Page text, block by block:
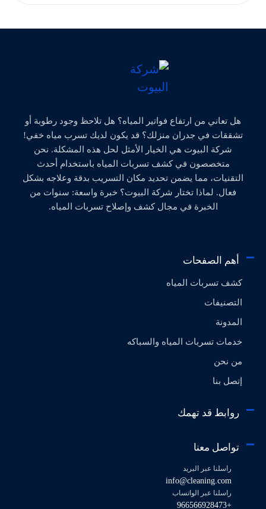
هل تعاني من ارتفاع فواتير المياه؟ هل تلاحظ وجود رطوبة أو
تشققات في جدران منزلك؟ قد يكون لديك تسرب مياه خفي!
شركة البيوت هي الخيار الأمثل لحل هذه المشكلة. نحن
متخصصون في كشف تسربات المياه باستخدام أحدث
التقنيات، مما يضمن تحديد مكان التسريب بدقة وعلاجه بشكل
فعال. لماذا تختار شركة البيوت؟ خبرة واسعة: سنوات من
الخبرة في مجال كشف وإصلاح تسربات المياه.
أهم الصفحات
كشف تسربات المياه
التصنيفات
المدونة
خدمات تسربات المياه والسباكه
من نحن
إتصل بنا
روابط قد تهمك
تواصل معنا
راسلنا عبر البريد
info@cleaning.com
راسلنا عبر الواتساب
+966566928473